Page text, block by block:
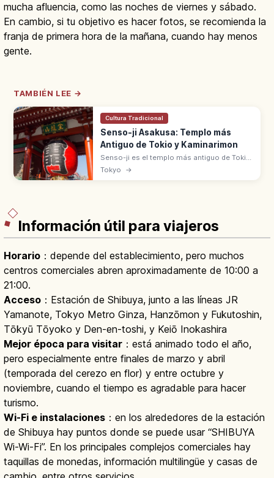
mucha afluencia, como las noches de viernes y sábado.
En cambio, si tu objetivo es hacer fotos, se recomienda la
franja de primera hora de la mañana, cuando hay menos
gente.
TAMBIÉN LEE →
Cultura Tradicional
Senso-ji Asakusa: Templo más
Antiguo de Tokio y Kaminarimon
Senso-ji es el templo más antiguo de Tokio,
fundado en 628 en Asakusa y dedicado a
Kannon. Destacan la puerta Kaminarimon
Tokyo →
Información útil para viajeros
Horario ：depende del establecimiento, pero muchos
centros comerciales abren aproximadamente de 10:00 a
21:00.
Acceso ：Estación de Shibuya, junto a las líneas JR
Yamanote, Tokyo Metro Ginza, Hanzōmon y Fukutoshin,
Tōkyū Tōyoko y Den-en-toshi, y Keiō Inokashira
Mejor época para visitar ：está animado todo el año,
pero especialmente entre finales de marzo y abril
(temporada del cerezo en flor) y entre octubre y
noviembre, cuando el tiempo es agradable para hacer
turismo.
Wi-Fi e instalaciones ：en los alrededores de la estación
de Shibuya hay puntos donde se puede usar “SHIBUYA
Wi-Wi-Fi”. En los principales complejos comerciales hay
taquillas de monedas, información multilingüe y casas de